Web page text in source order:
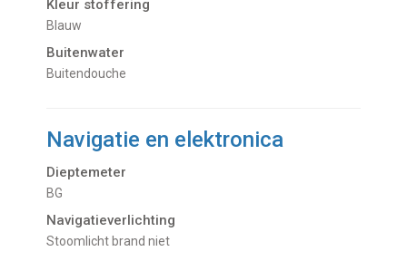
Kleur stoffering
Blauw
Buitenwater
buitendouche
Navigatie en elektronica
Dieptemeter
BG
Navigatieverlichting
Stoomlicht brand niet